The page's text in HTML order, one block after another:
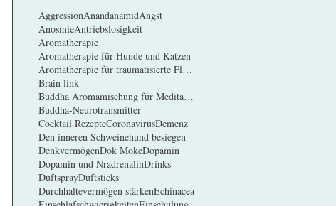
AggressionAnandanamidAngst
AnosmieAntriebslosigkeit
Aromatherapie
Aromatherapie für Hunde und Katzen
Aromatherapie für traumatisierte Flüchtlinge
Brain link
Buddha Aromamischung für Meditation
Buddha-Neurotransmitter
Cocktail RezepteCoronavirusDemenz
Den inneren Schweinehund besiegen
DenkvermögenDok MokeDopamin
Dopamin und NradrenalinDrinks
DuftsprayDuftsticks
Durchhaltevermögen stärkenEchinacea